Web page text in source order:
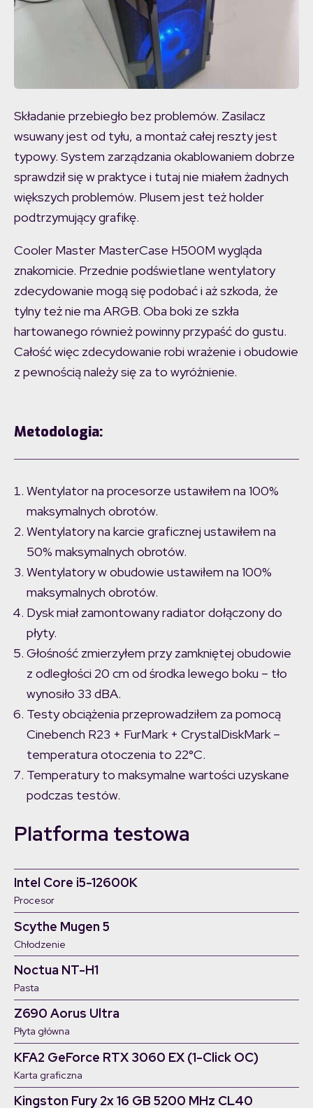
Składanie przebiegło bez problemów. Zasilacz
wsuwany jest od tyłu, a montaż całej reszty jest
typowy. System zarządzania okablowaniem dobrze
sprawdził się w praktyce i tutaj nie miałem żadnych
większych problemów. Plusem jest też holder
podtrzymujący grafikę.
Cooler Master MasterCase H500M wygląda
znakomicie. Przednie podświetlane wentylatory
zdecydowanie mogą się podobać i aż szkoda, że
tylny też nie ma ARGB. Oba boki ze szkła
hartowanego również powinny przypaść do gustu.
Całość więc zdecydowanie robi wrażenie i obudowie
z pewnością należy się za to wyróżnienie.
Metodologia:
Wentylator na procesorze ustawiłem na 100%
maksymalnych obrotów.
Wentylatory na karcie graficznej ustawiłem na
50% maksymalnych obrotów.
Wentylatory w obudowie ustawiłem na 100%
maksymalnych obrotów.
Dysk miał zamontowany radiator dołączony do
płyty.
Głośność zmierzyłem przy zamkniętej obudowie
z odległości 20 cm od środka lewego boku – tło
wynosiło 33 dBA.
Testy obciążenia przeprowadziłem za pomocą
Cinebench R23 + FurMark + CrystalDiskMark –
temperatura otoczenia to 22°C.
Temperatury to maksymalne wartości uzyskane
podczas testów.
Platforma testowa
Procesor
Intel Core i5-12600K
Chłodzenie
Scythe Mugen 5
Pasta
Noctua NT-H1
Płyta główna
Z690 Aorus Ultra
Karta graficzna
KFA2 GeForce RTX 3060 EX (1-Click OC)
Kingston Fury 2x 16 GB 5200 MHz CL40